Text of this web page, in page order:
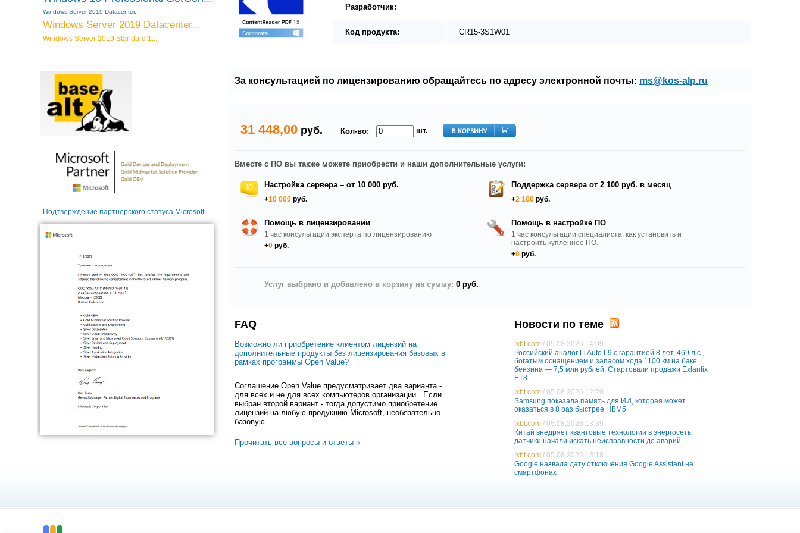
Windows Server 2019 Datacenter...
Windows Server 2019 Datacenter...
Windows Server 2019 Standard 1...
Подтверждение партнерского статуса Microsoft
Разработчик:
Код продукта: CR15-3S1W01
За консультацией по лицензированию обращайтесь по адресу электронной почты: ms@kos-alp.ru
31 448,00 руб. Кол-во: шт.
Вместе с ПО вы также можете приобрести и наши дополнительные услуги:
Настройка сервера – от 10 000 руб.
+10 000 руб.
Поддержка сервера от 2 100 руб. в месяц
+2 100руб.
Помощь в лицензировании
1 час консультации эксперта по лицензированию
+0 руб.
Помощь в настройке ПО
1 час консультации специалиста, как установить и
настроить купленное ПО.
+0руб.
Услуг выбрано и добавлено в корзину на сумму: 0 руб.
FAQ
Возможно ли приобретение клиентом лицензий на
дополнительные продукты без лицензирования базовых в
рамках программы Open Value?
Соглашение Open Value предусматривает два варианта -
для всех и не для всех компьютеров организации. Если
выбран второй вариант - тогда допустимо приобретение
лицензий на любую продукцию Microsoft, необязательно
базовую.
Прочитать все вопросы и ответы
Новости по теме
Ixbt.com / 05.08.2026 14:09
Российский аналог Li Auto L9 с гарантией 8 лет, 469 л.с.,
богатым оснащением и запасом хода 1100 км на баке
бензина — 7,5 млн рублей. Стартовали продажи Exlantix
ET8
Ixbt.com / 05.08.2026 12:20
Samsung показала память для ИИ, которая может
оказаться в 8 раз быстрее HBM5
Ixbt.com / 05.08.2026 13:39
Китай внедряет квантовые технологии в энергосеть:
датчики начали искать неисправности до аварий
Ixbt.com / 05.08.2026 13:18
Google назвала дату отключения Google Assistant на
смартфонах